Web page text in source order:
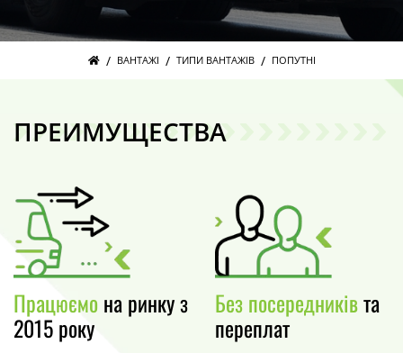
/ ВАНТАЖІ / ТИПИ ВАНТАЖІВ / ПОПУТНІ
ПРЕИМУЩЕСТВА
Працюємо на ринку з
2015 року
Без посередниківта
переплат